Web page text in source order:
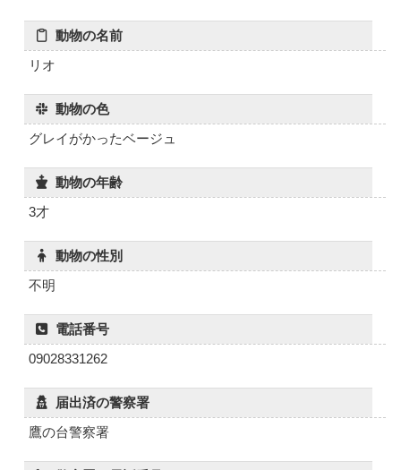
動物の名前
リオ
動物の色
グレイがかったベージュ
動物の年齢
3才
動物の性別
不明
電話番号
09028331262
届出済の警察署
鷹の台警察署